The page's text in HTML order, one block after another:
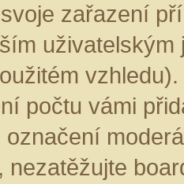
zařazení
počtu vámi
označení
nezatěžujte